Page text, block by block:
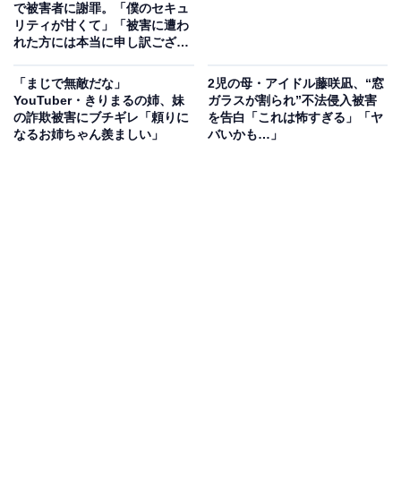
で被害者に謝罪。「僕のセキュ
リティが甘くて」「被害に遭わ
れた方には本当に申し訳ござい
「まじで無敵だな」
YouTuber・きりまるの姉、妹
の詐欺被害にブチギレ「頼りに
なるお姉ちゃん羨ましい」
2児の母・アイドル藤咲凪、“窓
ガラスが割られ”不法侵入被害
を告白「これは怖すぎる」「ヤ
バいかも…」